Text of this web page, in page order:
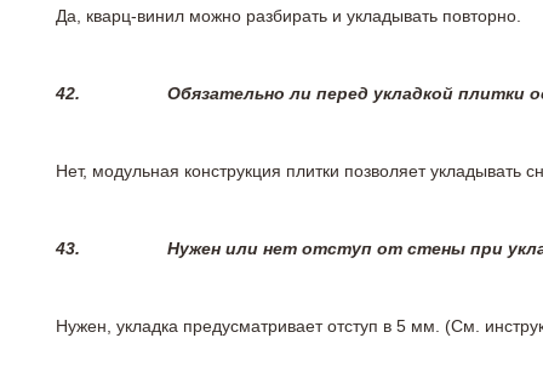
Да, кварц-винил можно разбирать и укладывать повторно.
42. Обязательно ли перед укладкой плитки
Нет, модульная конструкция плитки позволяет
43. Нужен или нет отступ от стены при
Нужен, укладка предусматривает отступ в 5 мм. (См.